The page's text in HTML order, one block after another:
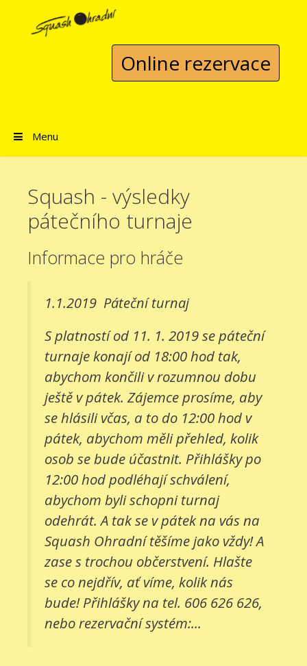
Přeskočit na obsah
Online rezervace
Menu
Squash - výsledky
pátečního turnaje
Informace pro hráče
1.1.2019 Páteční turnaj
S platností od 11. 1. 2019 se páteční
turnaje konají od 18:00 hod tak,
abychom končili v rozumnou dobu
ještě v pátek. Zájemce prosíme, aby
se hlásili včas, a to do 12:00 hod v
pátek, abychom měli přehled, kolik
osob se bude účastnit. Přihlášky po
12:00 hod podléhají schválení,
abychom byli schopni turnaj
odehrát. A tak se v pátek na vás na
Squash Ohradní těšíme jako vždy! A
zase s trochou občerstvení. Hlašte
se co nejdřív, ať víme, kolik nás
bude! Přihlášky na tel. 606 626 626,
nebo rezervační systém:...